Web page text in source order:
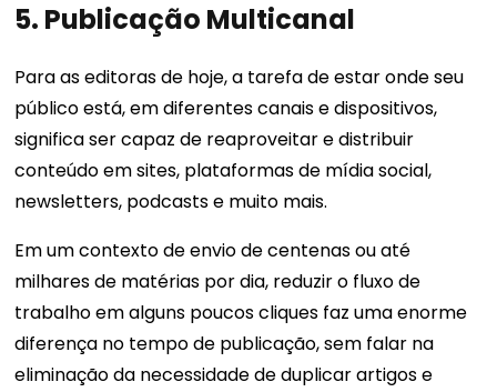
5. Publicação Multicanal
Para as editoras de hoje, a tarefa de estar onde seu
público está, em diferentes canais e dispositivos,
significa ser capaz de reaproveitar e distribuir
conteúdo em sites, plataformas de mídia social,
newsletters, podcasts e muito mais.
Em um contexto de envio de centenas ou até
milhares de matérias por dia, reduzir o fluxo de
trabalho em alguns poucos cliques faz uma enorme
diferença no tempo de publicação, sem falar na
eliminação da necessidade de duplicar artigos e